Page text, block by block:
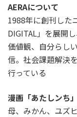
AERAについて
1988年に創刊した
DIGITAL」を展開
価値観、自分らし
信。社会課題解決
行っている
漫画「あたしンち
母、みかん、ユズ